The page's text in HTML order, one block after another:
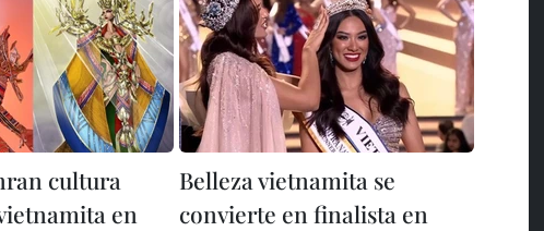
cultura
en
Belleza vietnamita se
convierte en finalista en